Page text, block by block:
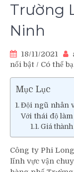
Trường
Ninh
18/11/2021
nổi bật / Có thể
Mục Lục
Đội ngũ nhân
Với thái độ
Giá
Công ty Phi
lĩnh vực vận